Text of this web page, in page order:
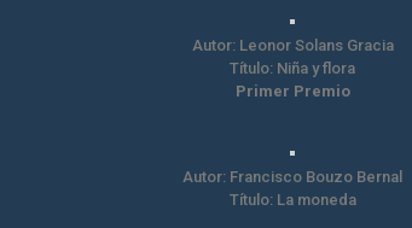
Autor: Leonor Solans Gracia
Título: Niña y flora
Primer Premio
Autor: Francisco Bouzo Bernal
Título: La moneda